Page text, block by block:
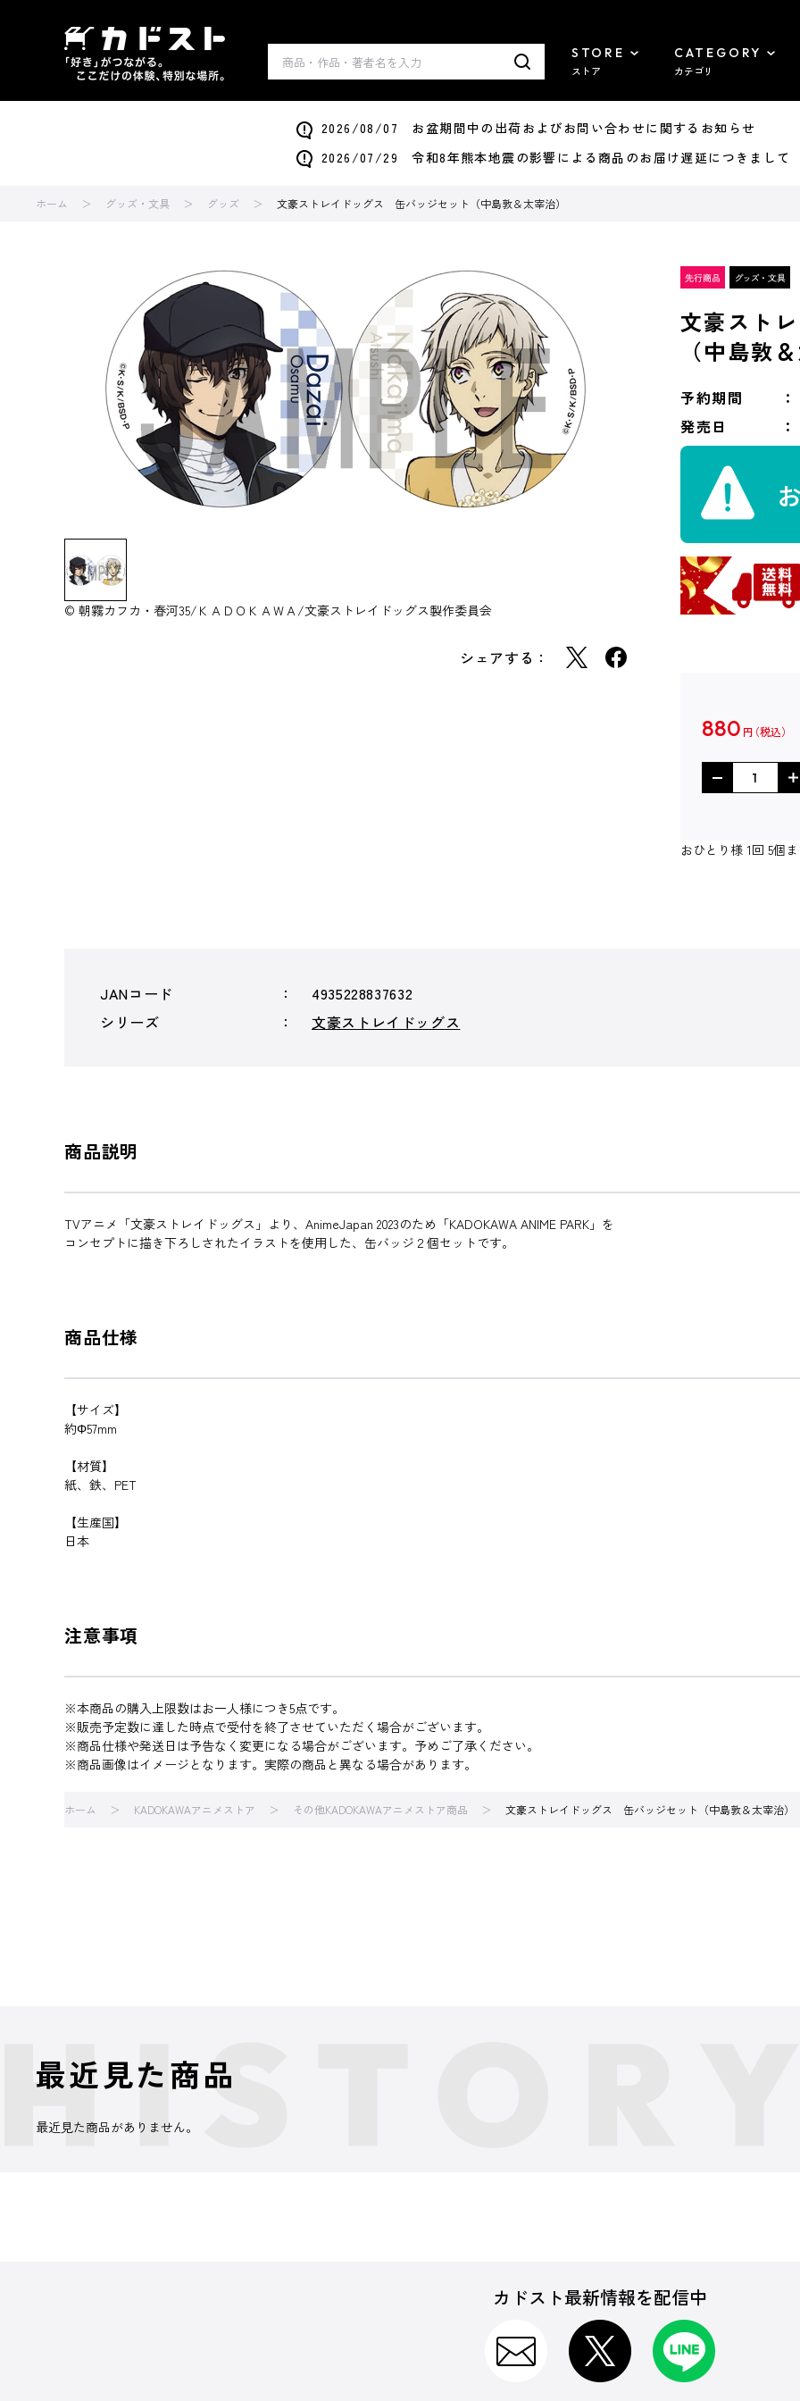
STORE
ストア
CATEGORY
カテゴリ
2026/08/07 お盆期間中の出荷およびお問い合わせに関するお知らせ
2026/07/29 令和8年熊本地震の影響による商品のお届け遅延につきまして
ホーム グッズ・文具 グッズ 文豪ストレイドッグス 缶バッジセット（中島敦＆太宰治）
© 朝霧カフカ・春河35/ＫＡＤＯＫＡＷＡ/文豪ストレイドッグス製作委員会
シェアする：
文豪スト
（中島敦
予約期間
発売日
880 円
おひとり様 1回 5個
JANコード
4935228837632
シリーズ
文豪ストレイドッグス
商品説明
TVアニメ「文豪ストレイドッグス」より、AnimeJapan 2023のため「KADOKAWA ANIME PARK」を
コンセプトに描き下ろしされたイラストを使用した、缶バッジ２個セットです。
商品仕様
【サイズ】
約Φ57mm
【材質】
紙、鉄、PET
【生産国】
日本
注意事項
※本商品の購入上限数はお一人様につき5点です。
※販売予定数に達した時点で受付を終了させていただく場合がございます。
※商品仕様や発送日は予告なく変更になる場合がございます。予めご了承ください。
※商品画像はイメージとなります。実際の商品と異なる場合があります。
ホーム KADOKAWAアニメストア その他KADOKAWAアニメストア商品 文豪ストレイドッグス 缶バッジセット（中島敦＆太宰治）
最近見た商品
最近見た商品がありません。
カドスト最新情報を配信中